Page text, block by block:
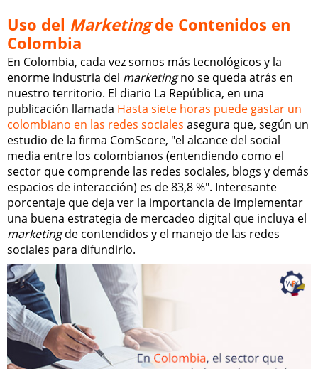
Uso del Marketingde Contenidos en
Colombia
En Colombia, cada vez somos más tecnológicos y la
enorme industria del marketingno se queda atrás en
nuestro territorio. El diario La República, en una
publicación llamada Hasta siete horas puede gastar un
colombiano en las redes sociales asegura que, según un
estudio de la firma ComScore, "el alcance del social
media entre los colombianos (entendiendo como el
sector que comprende las redes sociales, blogs y demás
espacios de interacción) es de 83,8 %". Interesante
porcentaje que deja ver la importancia de implementar
una buena estrategia de mercadeo digital que incluya el
marketingde contendidos y el manejo de las redes
sociales para difundirlo.